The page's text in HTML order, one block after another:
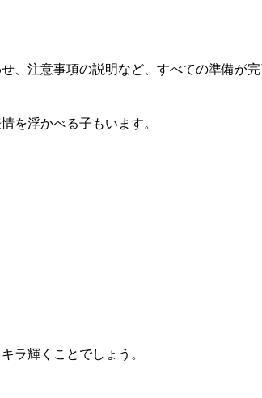
注意事項の説明など、すべての準備が完
を浮かべる子もいます。
ラ輝くことでしょう。